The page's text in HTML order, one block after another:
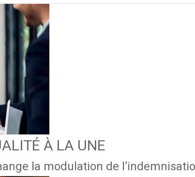
À LA UNE
la modulation de